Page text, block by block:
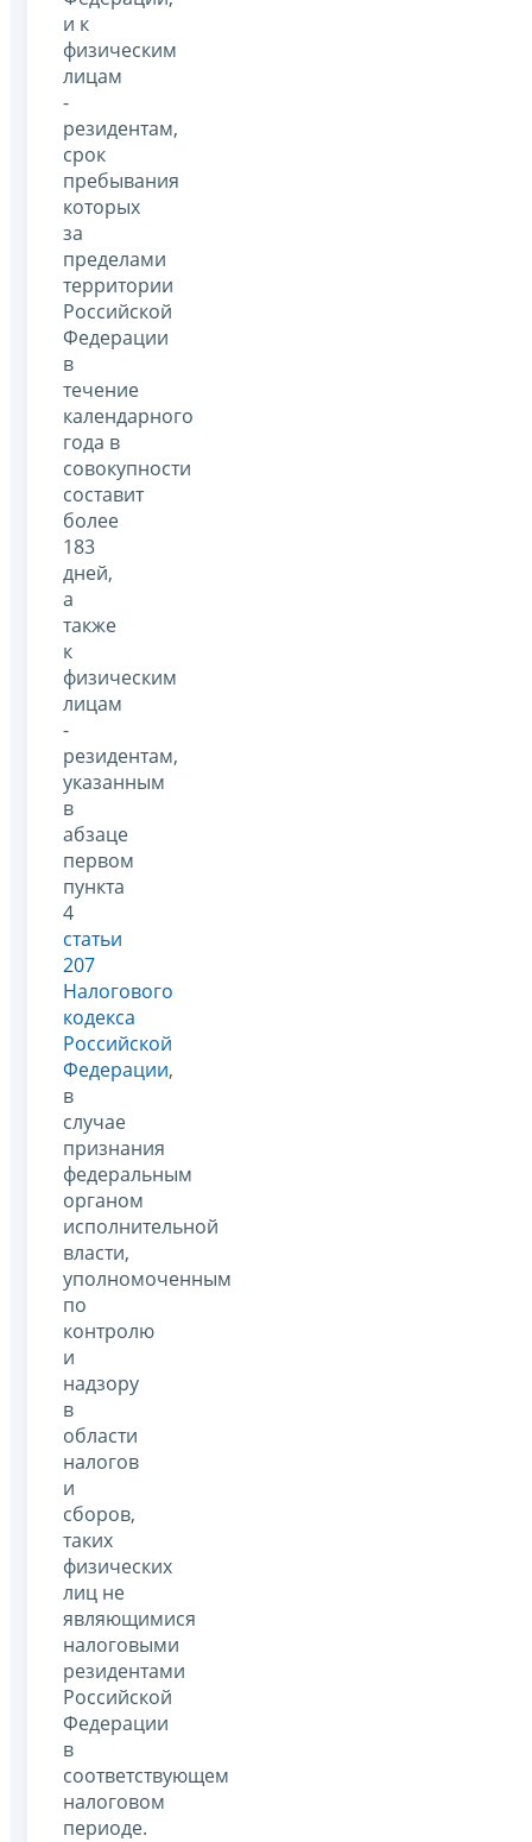
и к
физическим
лицам
-
резидентам,
срок
пребывания
которых
за
пределами
территории
Российской
Федерации
в
течение
календарного
года в
совокупности
составит
более
183
дней,
а
также
к
физическим
лицам
-
резидентам,
указанным
в
абзаце
первом
пункта
4
статьи
207
Налогового
кодекса
Российской
Федерации,
в
случае
признания
федеральным
органом
исполнительной
власти,
уполномоченным
по
контролю
и
надзору
в
области
налогов
и
сборов,
таких
физических
лиц не
являющимися
налоговыми
резидентами
Российской
Федерации
в
соответствующем
налоговом
периоде.